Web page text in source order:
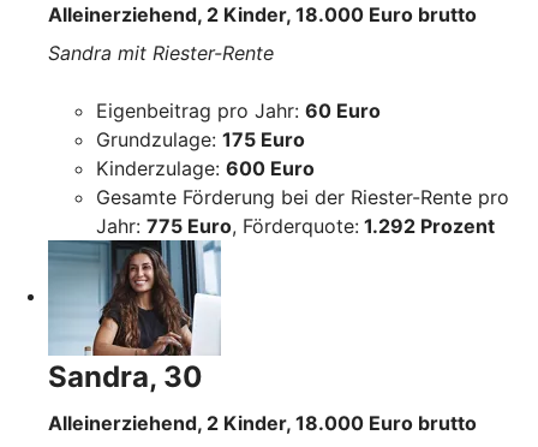
Alleinerziehend, 2 Kinder, 18.000 Euro brutto
Sandra mit Riester-Rente
Eigenbeitrag pro Jahr: 60 Euro
Grundzulage: 175 Euro
Kinderzulage: 600 Euro
Gesamte Förderung bei der Riester-Rente pro
Jahr: 775 Euro, Förderquote: 1.292 Prozent
Sandra, 30
Alleinerziehend, 2 Kinder, 18.000 Euro brutto